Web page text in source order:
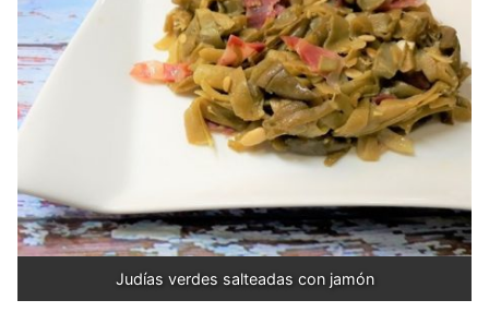
Judías verdes salteadas con jamón